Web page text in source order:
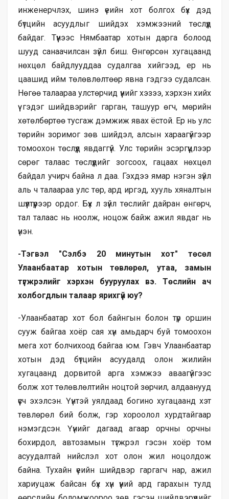
инженерчлэх, шинэ үеийн хот болгох бүх дэд
бүтцийн асуудлыг шийдэх хэмжээний төслүүд
байдаг. Түүнээс Нямбаатар хотын дарга болоод
шууд санаачилсан зүйл биш. Өнгөрсөн хугацаанд
нөхцөл байдлууддаа судалгаа хийгээд, ер нь
цаашид ийм төлөвлөлтөөр явна гэдгээ судалсан.
Нөгөө талаараа улстөрчид үүнийг хэзээ, хэрхэн хийх
үү гэдэг шийдвэрийг гарган, ташуур өгч, мөрийн
хөтөлбөртөө тусгаж дэмжиж явах ёстой. Ер нь улс
төрийн зоримог зөв шийдэл, алсын хараагүйгээр
томоохон төслүүд явдаггүй. Улс төрийн эсэргүүцлээр
сөрөг талаас төслүүдийг зогсоох, гацаах нөхцөл
байдал учирч байна л даа. Гэхдээ ямар нэгэн зүйл
аль ч талаараа улс төр, ард иргэд, хууль хяналтын
шүүлтүүрээр ордог. Бүх л зүйл төслийг дайран өнгөрч,
тал талаас нь ноолж, ноцож байж ажил явдаг нь
үнэн.
-Тэгвэл "Сэлбэ 20 минутын хот" төсөл
Улаанбаатар хотын төвлөрөл, утаа, замын
түгжрэлийг хэрхэн бууруулах вэ. Төслийн ач
холбогдлын талаар ярихгүй юу?
-Улаанбаатар хот бол байнгын болон түр оршин
сууж байгаа хоёр сая хүн амьдарч буй томоохон
мега хот болчихоод байгаа юм. Гэвч Улаанбаатар
хотын дэд бүтцийн асуудалд олон жилийн
хугацаанд дорвитой арга хэмжээ аваагүйгээс
болж хот төлөвлөлтийн ноцтой зөрчил, алдаанууд
үүсч эхэлсэн. Үүнтэй уялдаад богино хугацаанд хэт
төвлөрөл бий болж, гэр хороолол хурдтайгаар
нэмэгдсэн. Үүнийг дагаад агаар орчны орчны
бохирдол, автозамын түгжрэл гэсэн хоёр том
асуудалтай нийслэл хот олон жил ноцолдож
байна. Тухайн үеийн шийдвэр гаргагч нар, ажил
хариуцаж байсан бүх хүн үүний ард гарахын тулд